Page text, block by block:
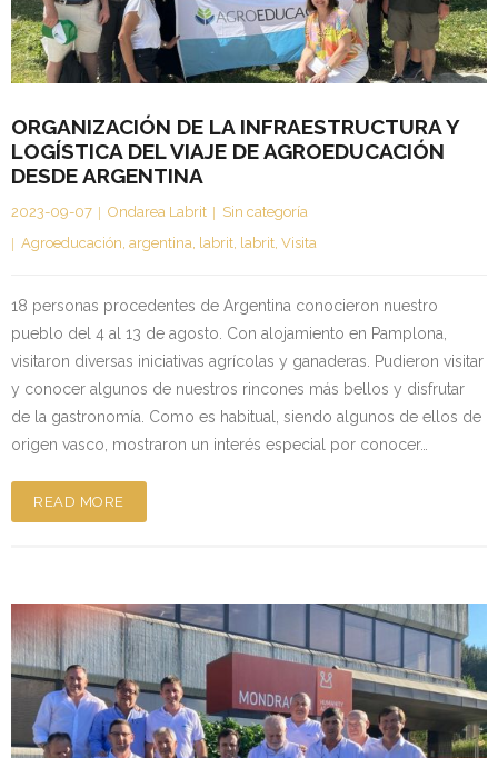
Kontaktua | Contacto
ORGANIZACIÓN DE LA INFRAESTRUCTURA Y
LOGÍSTICA DEL VIAJE DE AGROEDUCACIÓN
DESDE ARGENTINA
2023-09-07 Ondarea Labrit
Sin categoría
Agroeducación, argentina, labrit, labrit, Visita
18 personas procedentes de Argentina conocieron nuestro
pueblo del 4 al 13 de agosto. Con alojamiento en Pamplona,
visitaron diversas iniciativas agrícolas y ganaderas. Pudieron visitar
y conocer algunos de nuestros rincones más bellos y disfrutar
de la gastronomía. Como es habitual, siendo algunos de ellos de
origen vasco, mostraron un interés especial por conocer…
READ MORE